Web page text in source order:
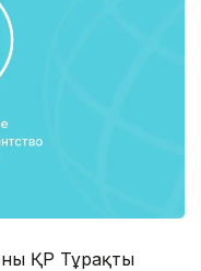
ҚР Тұрақты